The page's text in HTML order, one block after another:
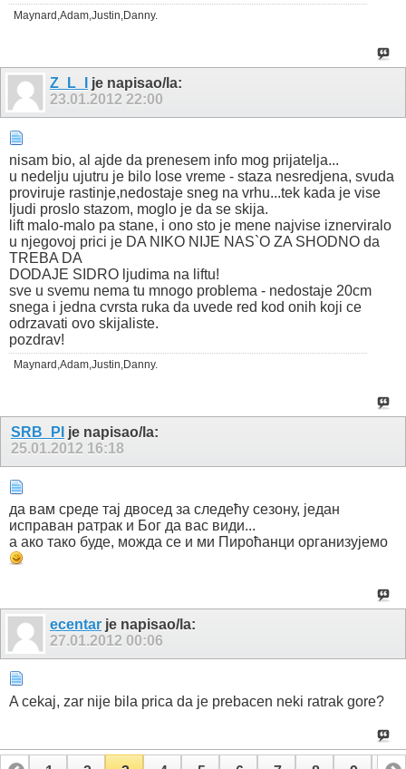
Maynard,Adam,Justin,Danny.
Z_L_I
je napisao/la:
23.01.2012 22:00
nisam bio, al ajde da prenesem info mog prijatelja...
u nedelju ujutru je bilo lose vreme - staza nesredjena, svuda
proviruje rastinje,nedostaje sneg na vrhu...tek kada je vise
ljudi proslo stazom, moglo je da se skija.
lift malo-malo pa stane, i ono sto je mene najvise iznerviralo
u njegovoj prici je DA NIKO NIJE NAS`O ZA SHODNO da
TREBA DA
DODAJE SIDRO ljudima na liftu!
sve u svemu nema tu mnogo problema - nedostaje 20cm
snega i jedna cvrsta ruka da uvede red kod onih koji ce
odrzavati ovo skijaliste.
pozdrav!
Maynard,Adam,Justin,Danny.
SRB_PI je napisao/la:
25.01.2012 16:18
да вам среде тај двосед за следећу сезону, један
исправан ратрак и Бог да вас види...
а ако тако буде, можда се и ми Пироћанци организујемо
ecentar je napisao/la:
27.01.2012 00:06
A cekaj, zar nije bila prica da je prebacen neki ratrak gore?